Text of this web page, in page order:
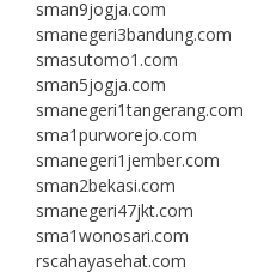
sman9jogja.com
smanegeri3bandung.com
smasutomo1.com
sman5jogja.com
smanegeri1tangerang.com
sma1purworejo.com
smanegeri1jember.com
sman2bekasi.com
smanegeri47jkt.com
sma1wonosari.com
rscahayasehat.com